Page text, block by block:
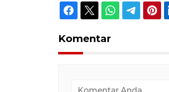
Komentar